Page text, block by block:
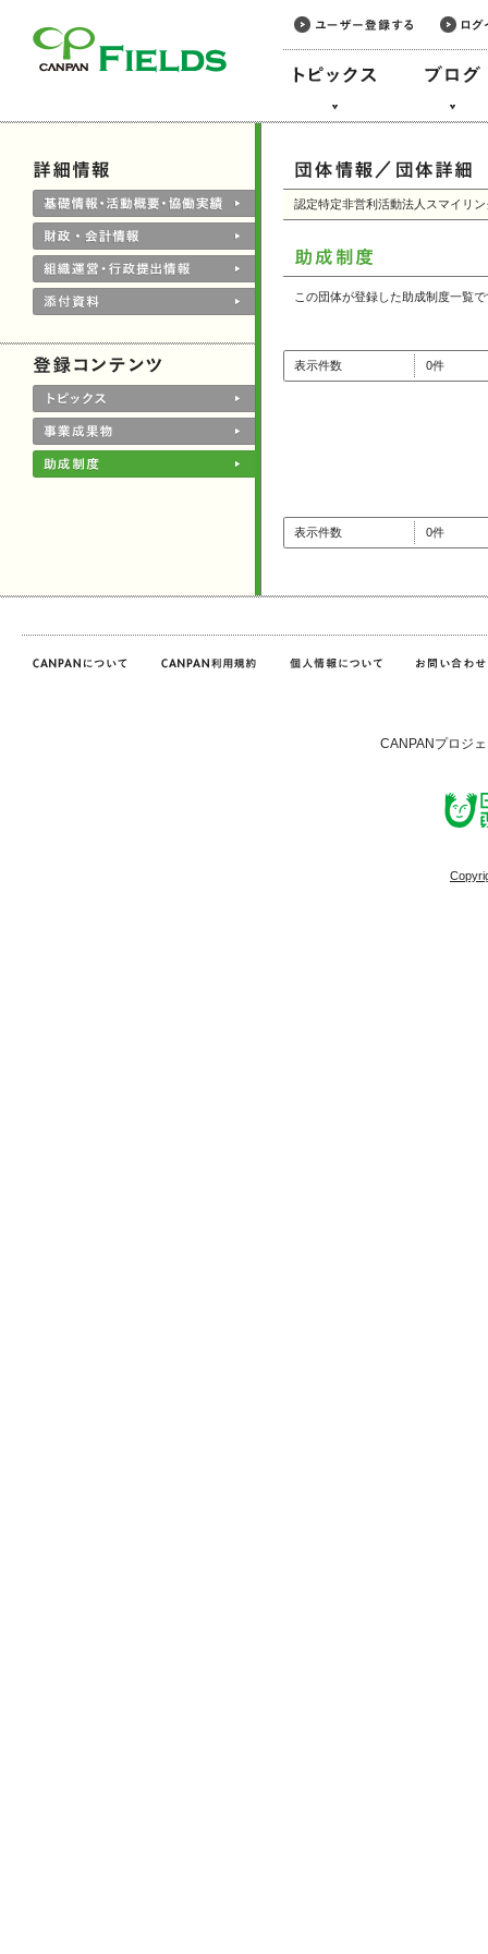
認定特定非営利活動法人スマイリ
この団体が登録した助成制度一覧
表示件数 0件
表示件数 0件
CANPANプロジ